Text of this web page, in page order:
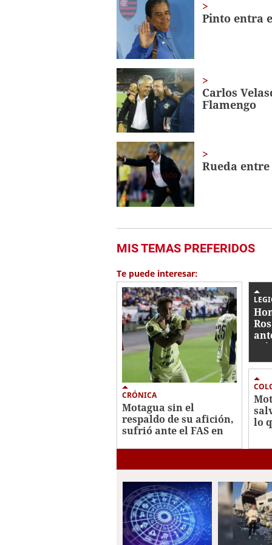
minutes,
secondsVolume
Pinto entra
Carlos
Flamengo
Rueda
MIS TEMAS PREFERIDOS
Te puede interesar:
CRÓNICA
Motagua sin el
respaldo de su afición,
sufrió ante el FAS en
lo